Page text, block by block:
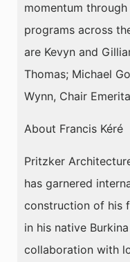
momentum
programs across
are Kevyn and
Thomas; Michael
Wynn, Chair
About Francis Kéré
Pritzker
has garnered
construction of his
in his native
collaboration with